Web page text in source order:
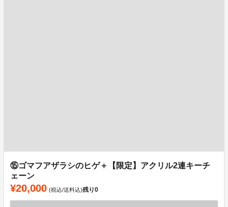
⑮ゴマフアザラシのヒゲ＋【限定】アクリル2連キーチ
ェーン
¥20,000 (税込/送料込)残り0